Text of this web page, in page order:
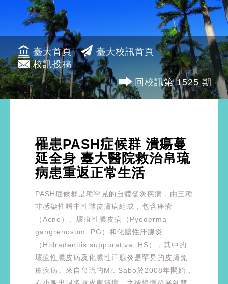
臺大首頁
臺大校訊首頁
校訊投稿
回校訊第 1525 期
罹患PASH症候群 潰瘍蔓
延全身 臺大醫院救治帛琉
病患重返正常生活
PASH症候群是種罕見的自體發炎疾病，由三種
非感染性嗜中性球皮膚病組成，包含痤瘡
（Acne）、壞疽性膿皮病（Pyoderma
gangrenosum, PG）和化膿性汗腺炎
（Hidradenitis suppurativa, HS），其中的
壞疽性膿皮病及化膿性汗腺炎是罕見的皮膚免
疫疾病。來自帛琉的Mr. Sabo於2008年開始，